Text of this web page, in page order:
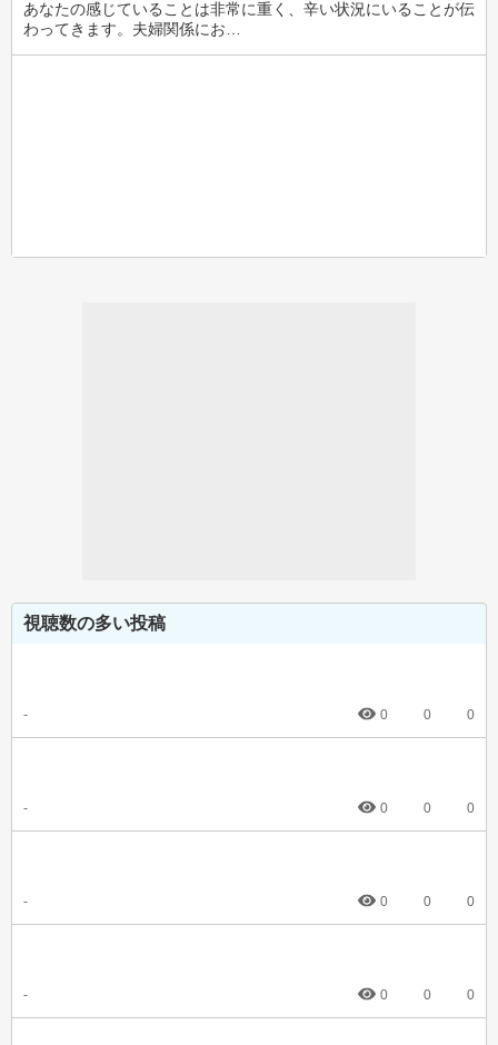
あなたの感じていることは非常に重く、辛い状況にいることが伝
わってきます。夫婦関係にお…
視聴数の多い投稿
- 0 0 0
- 0 0 0
- 0 0 0
- 0 0 0